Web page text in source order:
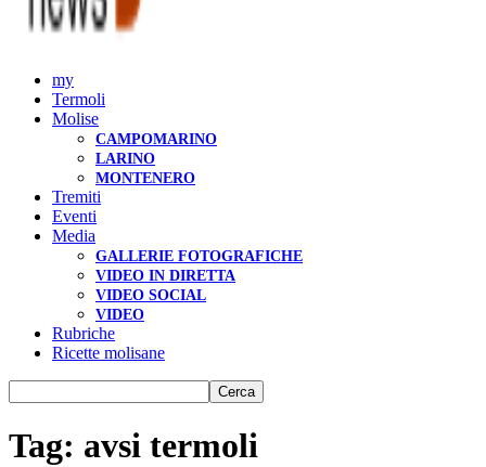
my
Termoli
Molise
CAMPOMARINO
LARINO
MONTENERO
Tremiti
Eventi
Media
GALLERIE FOTOGRAFICHE
VIDEO IN DIRETTA
VIDEO SOCIAL
VIDEO
Rubriche
Ricette molisane
Tag: avsi termoli